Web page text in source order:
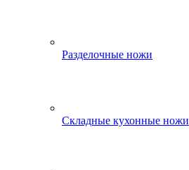
Разделочные ножи
Складные кухонные ножи